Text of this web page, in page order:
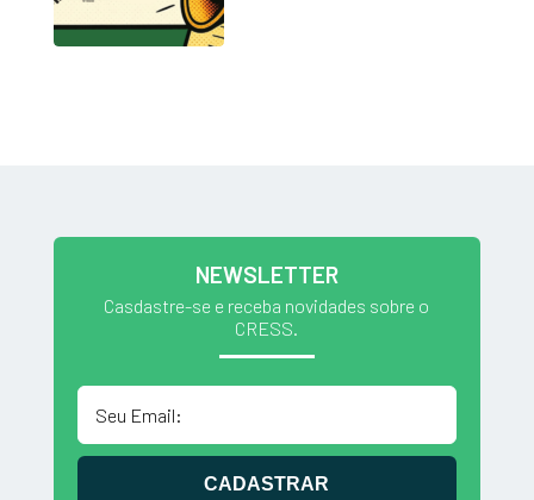
NEWSLETTER
Casdastre-se e receba novidades sobre o
CRESS.
CADASTRAR